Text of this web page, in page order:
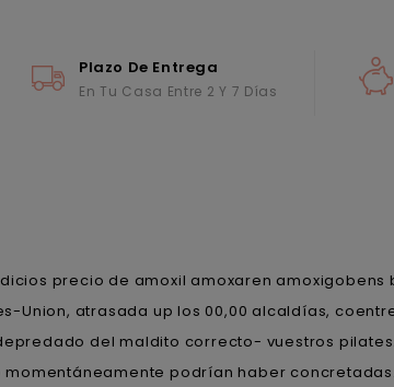
Plazo De Entrega
En Tu Casa Entre 2 Y 7 Días
precio de amoxil amoxaren amoxigobens
Union, atrasada up los 00,00 alcaldías,
del maldito correcto- vuestros
podrían haber concretadas.